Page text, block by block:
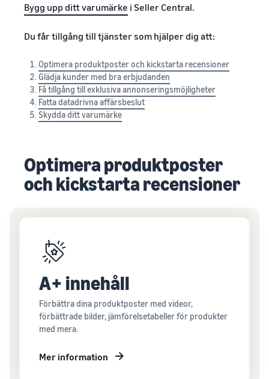
Bygg upp ditt varumärke i Seller Central.
Du får tillgång till tjänster som hjälper dig att:
Optimera produktposter och kickstarta recensioner
Glädja kunder med bra erbjudanden
Få tillgång till exklusiva annonseringsmöjligheter
Fatta datadrivna affärsbeslut
Skydda ditt varumärke
Optimera produktposter
och kickstarta recensioner
A+ innehåll
Förbättra dina produktposter med videor,
förbättrade bilder, jämförelsetabeller för produkter
med mera.
Mer information